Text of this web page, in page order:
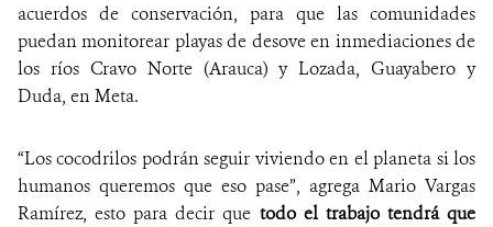
acuerdos de conservación, para que las comunidades
puedan monitorear playas de desove en inmediaciones de
los ríos Cravo Norte (Arauca) y Lozada, Guayabero y
Duda, en Meta.
“Los cocodrilos podrán seguir viviendo en el planeta si los
humanos queremos que eso pase”, agrega Mario Vargas
Ramírez, esto para decir que todo el trabajo tendrá que